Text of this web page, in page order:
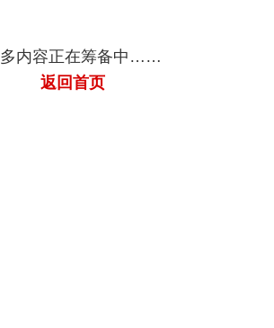
内容正在筹备中……
返回首页